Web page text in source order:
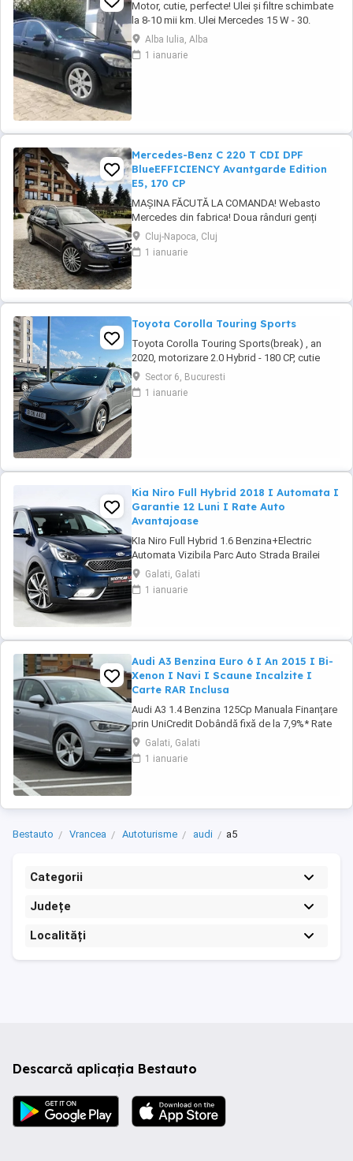
Motor, cutie, perfecte! Ulei și filtre schimbate
la 8-10 mii km. Ulei Mercedes 15 W - 30.
Echipamente si caracteristici speciale: Sistem
de navigație COMAND APS: Sistem de
navigație integrat ultramodern cu ghidare
Alba Iulia, Alba
1 ianuarie
Mercedes-Benz C 220 T CDI DPF
BlueEFFICIENCY Avantgarde Edition
E5, 170 CP
MAȘINA FĂCUTĂ LA COMANDA! Webasto
Mercedes din fabrica! Doua rânduri genți
echipate. Echipament special: Faruri bi-xenon
cu distribuție adaptivă a luminii (Intelligent
Light System), sistem de asistență la
de combustibil: ...
Cluj-Napoca, Cluj
1 ianuarie
Toyota Corolla Touring Sports
Toyota Corolla Touring Sports(break) , an
2020, motorizare 2.0 Hybrid - 180 CP, cutie
automată, perfectă pentru oraș și drumuri
lungi, recunoscută pentru fiabilitate și
consum redus. *Dotări* Siguranță & Asistență
Sector 6, Bucuresti
1 ianuarie
Kia Niro Full Hybrid 2018 I Automata I
Garantie 12 Luni I Rate Auto
Avantajoase
KIa Niro Full Hybrid 1.6 Benzina+Electric
Automata Vizibila Parc Auto Strada Brailei
Nr.306, Galati Finanțare prin UniCredit
Dobândă fixă de la 7,9%* Rate fixe pe toată
perioada finanțării Aprobare rapidă Garanție
Galati, Galati
1 ianuarie
Audi A3 Benzina Euro 6 I An 2015 I Bi-
Xenon I Navi I Scaune Incalzite I
Carte RAR Inclusa
Audi A3 1.4 Benzina 125Cp Manuala Finanțare
prin UniCredit Dobândă fixă de la 7,9%* Rate
fixe pe toată perioada finanțării Aprobare
rapidă Garanție inclusă pentru autoturismele
eligibile Transport la domiciliu, în funcție de
Galati, Galati
1 ianuarie
Bestauto Vrancea Autoturisme audi a5
Categorii
Județe
Localități
Descarcă aplicația Bestauto